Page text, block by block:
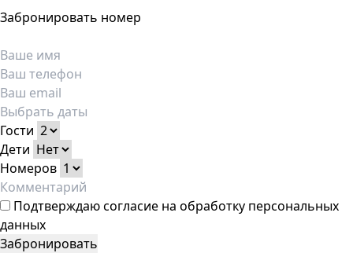
Забронировать номер
Гости
Дети
Номеров
Подтверждаюсогласие на обработку персональных
данных
Забронировать